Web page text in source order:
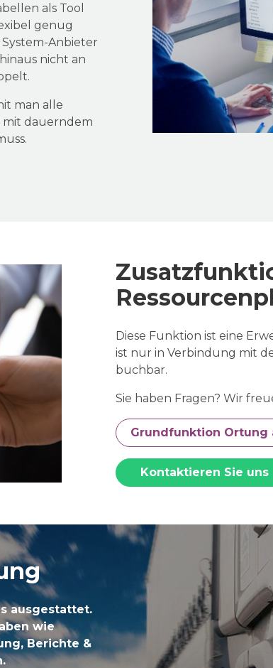
als Tool
genug
Anbieter
nicht an
man alle
mit dauerndem
Diese Funktion ist eine
ist nur in Verbindung mit
buchbar.
Sie haben Fragen? Wir
Grundfunktion Ortung
Kontaktieren Sie uns
ausgestattet.
wie
Berichte &